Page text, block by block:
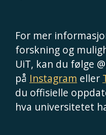
For mer
forskning og
UiT, kan du følge
på Instagram eller
du offisielle
hva universitetet